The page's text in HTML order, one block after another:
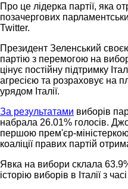
Про це лідерка партії, яка
позачергових
Twitter.
Президент Зеленський
партію з перемогою на
цінує постійну підтримку
агресією та розраховує на
урядом Італії.
За результатами виборів
набрала 26.01% голосів.
першою прем'єр-міністеркою
коаліції правих партій
Явка на вибори склала
історію виборів в Італії з